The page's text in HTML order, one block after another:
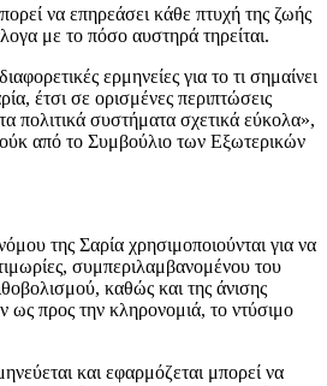
να επηρεάσει κάθε πτυχή της ζωής
με το πόσο αυστηρά τηρείται.
ερμηνείες για το τι σημαίνει
έτσι σε ορισμένες περιπτώσεις
πολιτικά συστήματα σχετικά εύκολα»,
από το Συμβούλιο των Εξωτερικών
της Σαρία χρησιμοποιούνται για να
συμπεριλαμβανομένου του
καθώς και της άνισης
ως προς την κληρονομιά, το ντύσιμο
και εφαρμόζεται μπορεί να